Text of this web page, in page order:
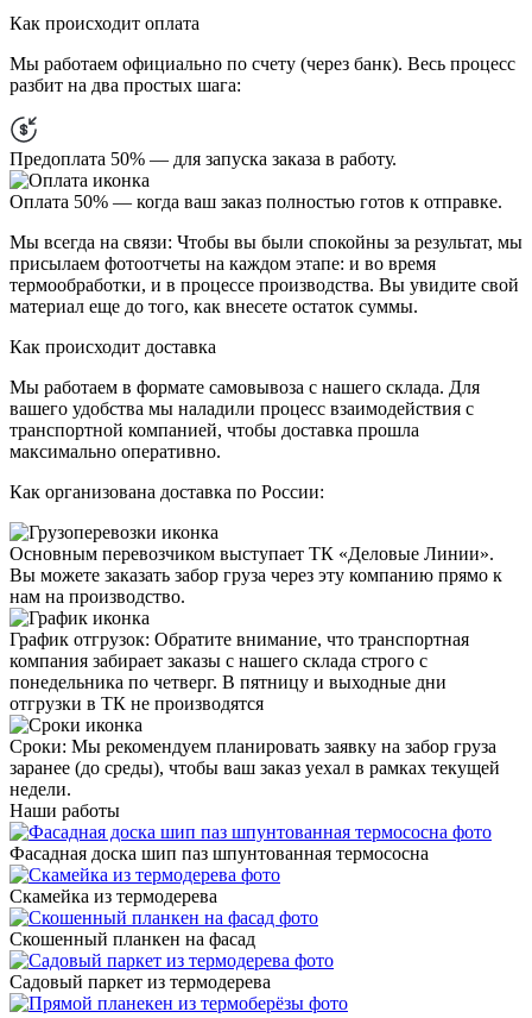
Как происходит оплата
Мы работаем официально по счету (через банк). Весь процесс
разбит на два простых шага:
Предоплата 50% — для запуска заказа в работу.
Оплата 50% — когда ваш заказ полностью готов к отправке.
Мы всегда на связи: Чтобы вы были спокойны за результат, мы
присылаем фотоотчеты на каждом этапе: и во время
термообработки, и в процессе производства. Вы увидите свой
материал еще до того, как внесете остаток суммы.
Как происходит доставка
Мы работаем в формате самовывоза с нашего склада. Для
вашего удобства мы наладили процесс взаимодействия с
транспортной компанией, чтобы доставка прошла
максимально оперативно.
Как организована доставка по России:
Основным перевозчиком выступает ТК «Деловые Линии».
Вы можете заказать забор груза через эту компанию прямо к
нам на производство.
График отгрузок: Обратите внимание, что транспортная
компания забирает заказы с нашего склада строго с
понедельника по четверг. В пятницу и выходные дни
отгрузки в ТК не производятся
Сроки: Мы рекомендуем планировать заявку на забор груза
заранее (до среды), чтобы ваш заказ уехал в рамках текущей
недели.
Наши работы
Фасадная доска шип паз шпунтованная термососна
Скамейка из термодерева
Скошенный планкен на фасад
Садовый паркет из термодерева